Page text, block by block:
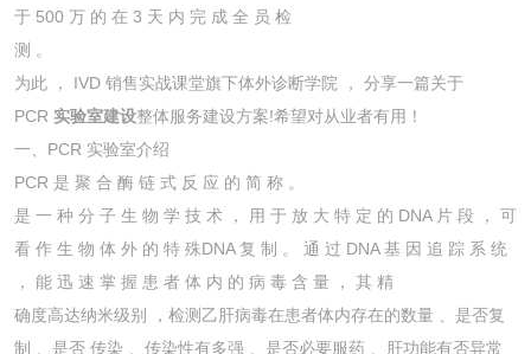
于 500 万 的 在 3 天 内 完 成 全 员 检
测 。
为此 ， IVD 销售实战课堂旗下体外诊断学院 ， 分享一篇关于
PCR 实验室建设整体服务建设方案!希望对从业者有用！
一、PCR 实验室介绍
PCR 是 聚 合 酶 链 式 反 应 的 简 称 。
是 一 种 分 子 生 物 学 技 术 ， 用 于 放 大 特 定 的 DNA 片 段 ， 可
看 作 生 物 体 外 的 特 殊DNA 复 制 。 通 过 DNA 基 因 追 踪 系 统
， 能 迅 速 掌 握 患 者 体 内 的 病 毒 含 量 ， 其 精
确度高达纳米级别 ，检测乙肝病毒在患者体内存在的数量 、是否复
制 、是否 传染 、传染性有多强 、是否必要服药 、肝功能有否异常